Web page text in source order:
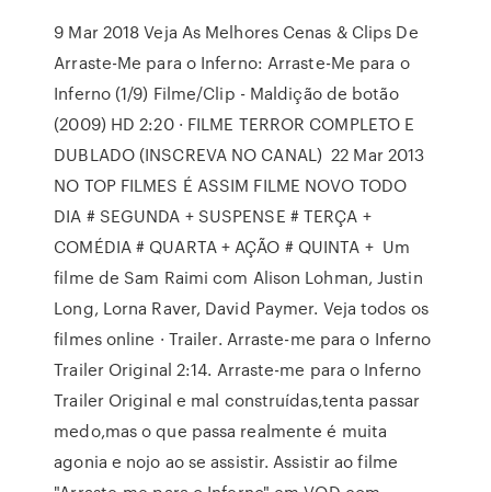
9 Mar 2018 Veja As Melhores Cenas & Clips De
Arraste-Me para o Inferno: Arraste-Me para o
Inferno (1/9) Filme/Clip - Maldição de botão
(2009) HD 2:20 · FILME TERROR COMPLETO E
DUBLADO (INSCREVA NO CANAL) 22 Mar 2013
NO TOP FILMES É ASSIM FILME NOVO TODO
DIA # SEGUNDA + SUSPENSE # TERÇA +
COMÉDIA # QUARTA + AÇÃO # QUINTA + Um
filme de Sam Raimi com Alison Lohman, Justin
Long, Lorna Raver, David Paymer. Veja todos os
filmes online · Trailer. Arraste-me para o Inferno
Trailer Original 2:14. Arraste-me para o Inferno
Trailer Original e mal construídas,tenta passar
medo,mas o que passa realmente é muita
agonia e nojo ao se assistir. Assistir ao filme